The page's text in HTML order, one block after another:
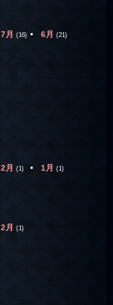
7月 (16) 6月 (21)
2月 (1) 1月 (1)
2月 (1)